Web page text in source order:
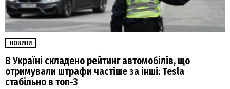
НОВИНИ
В Україні складено рейтинг автомобілів, що
отримували штрафи частіше за інші: Tesla
стабільно в топ-3